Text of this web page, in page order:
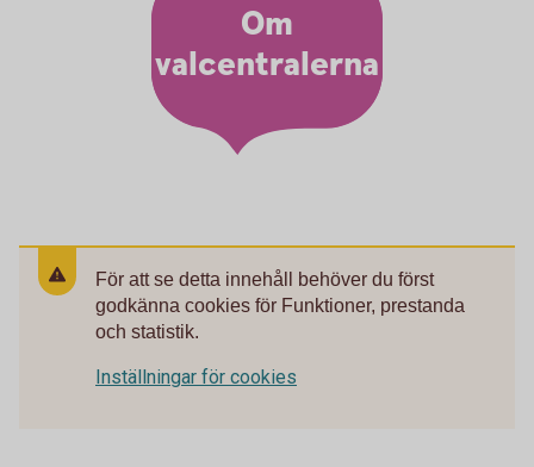
Om
valcentralerna
För att se detta innehåll behöver du först
godkänna cookies för Funktioner, prestanda
och statistik.
Inställningar för cookies